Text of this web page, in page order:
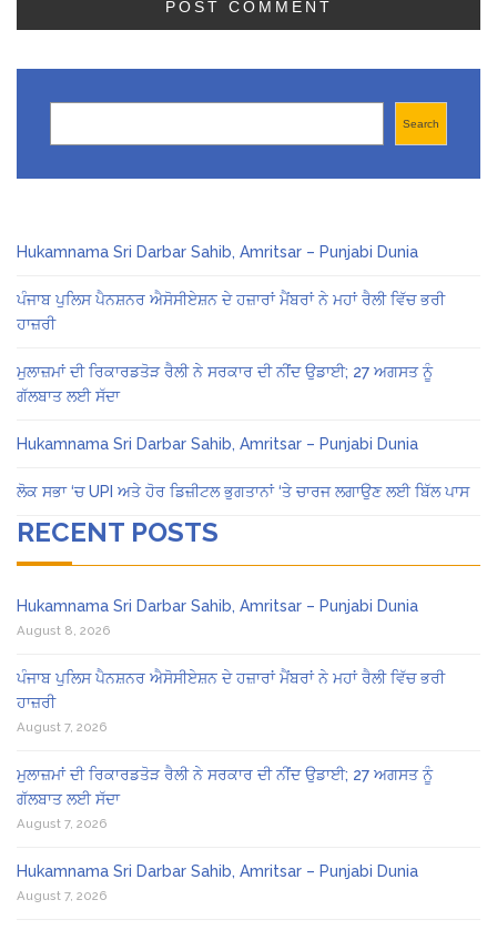
Search
Hukamnama Sri Darbar Sahib, Amritsar – Punjabi Dunia
ਪੰਜਾਬ ਪੁਲਿਸ ਪੈਨਸ਼ਨਰ ਐਸੋਸੀਏਸ਼ਨ ਦੇ ਹਜ਼ਾਰਾਂ ਮੈਂਬਰਾਂ ਨੇ ਮਹਾਂ ਰੈਲੀ ਵਿੱਚ ਭਰੀ
ਹਾਜ਼ਰੀ
ਮੁਲਾਜ਼ਮਾਂ ਦੀ ਰਿਕਾਰਡਤੋੜ ਰੈਲੀ ਨੇ ਸਰਕਾਰ ਦੀ ਨੀਂਦ ਉਡਾਈ; 27 ਅਗਸਤ ਨੂੰ
ਗੱਲਬਾਤ ਲਈ ਸੱਦਾ
Hukamnama Sri Darbar Sahib, Amritsar – Punjabi Dunia
ਲੋਕ ਸਭਾ ‘ਚ UPI ਅਤੇ ਹੋਰ ਡਿਜ਼ੀਟਲ ਭੁਗਤਾਨਾਂ ‘ਤੇ ਚਾਰਜ ਲਗਾਉਣ ਲਈ ਬਿੱਲ ਪਾਸ
RECENT POSTS
Hukamnama Sri Darbar Sahib, Amritsar – Punjabi Dunia
August 8, 2026
ਪੰਜਾਬ ਪੁਲਿਸ ਪੈਨਸ਼ਨਰ ਐਸੋਸੀਏਸ਼ਨ ਦੇ ਹਜ਼ਾਰਾਂ ਮੈਂਬਰਾਂ ਨੇ ਮਹਾਂ ਰੈਲੀ ਵਿੱਚ ਭਰੀ
ਹਾਜ਼ਰੀ
August 7, 2026
ਮੁਲਾਜ਼ਮਾਂ ਦੀ ਰਿਕਾਰਡਤੋੜ ਰੈਲੀ ਨੇ ਸਰਕਾਰ ਦੀ ਨੀਂਦ ਉਡਾਈ; 27 ਅਗਸਤ ਨੂੰ
ਗੱਲਬਾਤ ਲਈ ਸੱਦਾ
August 7, 2026
Hukamnama Sri Darbar Sahib, Amritsar – Punjabi Dunia
August 7, 2026